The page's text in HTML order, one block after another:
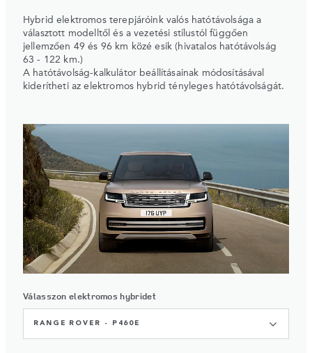
Hybrid elektromos terepjáróink valós hatótávolsága a
választott modelltől és a vezetési stílustól függően
jellemzően 49 és 96 km közé esik (hivatalos hatótávolság
63 - 122 km.)
A hatótávolság-kalkulátor beállításainak módosításával
kiderítheti az elektromos hybrid tényleges hatótávolságát.
Válasszon elektromos hybridet
RANGE ROVER - P460E